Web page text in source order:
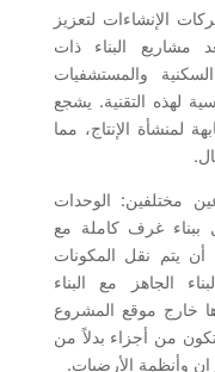
الإنشاءات لتعزيز
مشاريع البناء ذات
والمستشفيات
لهذه التقنية. يشجع
لمنشأة الإنتاج، مما
مختلفين: الوحدات
ببناء غرف كاملة مع
أن يتم نقل المكونات
الجاهز مع البناء
خارج موقع المشروع
من أجزاء بدلاً من
وأنظمة الأرضيات.